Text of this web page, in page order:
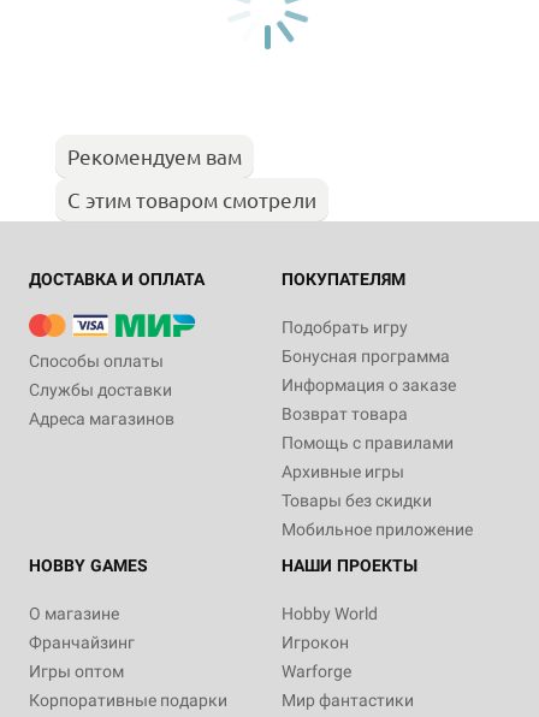
Рекомендуем вам
С этим товаром смотрели
ДОСТАВКА И ОПЛАТА
Способы оплаты
Службы доставки
Адреса магазинов
ПОКУПАТЕЛЯМ
Подобрать игру
Бонусная программа
Информация о заказе
Возврат товара
Помощь с правилами
Архивные игры
Товары без скидки
Мобильное приложение
HOBBY GAMES
О магазине
Франчайзинг
Игры оптом
Корпоративные подарки
НАШИ ПРОЕКТЫ
Hobby World
Игрокон
Warforge
Мир фантастики